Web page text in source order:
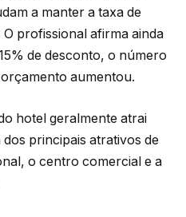
a manter a taxa de
profissional afirma ainda
de desconto, o número
aumentou.
hotel geralmente atrai
principais atrativos de
o centro comercial e a